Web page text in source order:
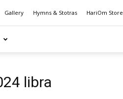
Gallery Hymns & Stotras HariOm Store
libra